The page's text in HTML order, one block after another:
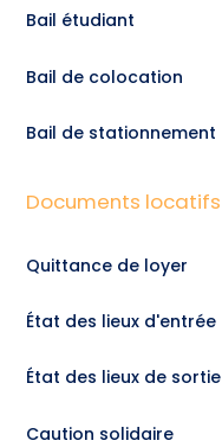
Bail étudiant
Bail de colocation
Bail de stationnement
Documents locatifs
Quittance de loyer
État des lieux d'entrée
État des lieux de sortie
Caution solidaire